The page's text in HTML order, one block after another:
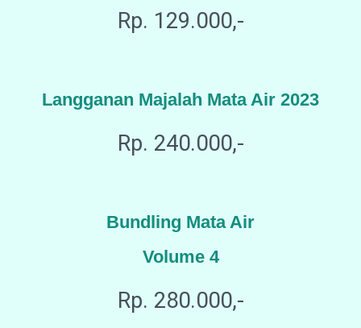
Rp. 129.000,-
Langganan Majalah Mata Air 2023
Rp. 240.000,-
Bundling Mata Air
Volume 4
Rp. 280.000,-